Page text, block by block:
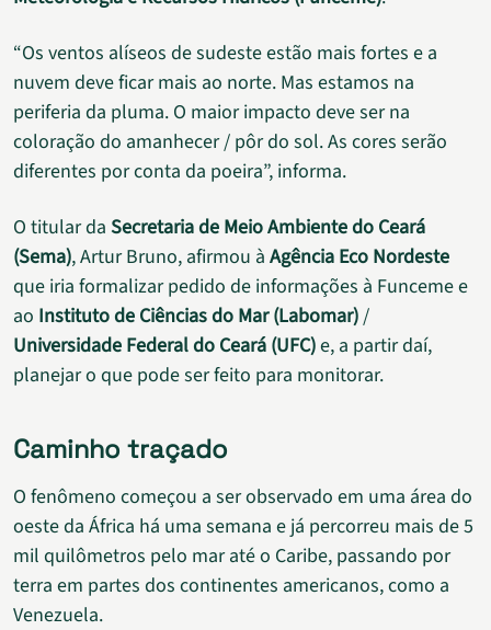
“Os ventos alíseos de sudeste estão mais fortes e a
nuvem deve ficar mais ao norte. Mas estamos na
periferia da pluma. O maior impacto deve ser na
coloração do amanhecer / pôr do sol. As cores serão
diferentes por conta da poeira”, informa.
O titular da Secretaria de Meio Ambiente do Ceará
(Sema), Artur Bruno, afirmou à Agência Eco Nordeste
que iria formalizar pedido de informações à Funceme e
ao Instituto de Ciências do Mar (Labomar) /
Universidade Federal do Ceará (UFC)e, a partir daí,
planejar o que pode ser feito para monitorar.
Caminho traçado
O fenômeno começou a ser observado em uma área do
oeste da África há uma semana e já percorreu mais de 5
mil quilômetros pelo mar até o Caribe, passando por
terra em partes dos continentes americanos, como a
Venezuela.